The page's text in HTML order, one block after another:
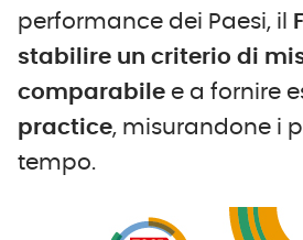
performance dei Paesi, il
stabilire un criterio di
comparabile e a fornire
practice, misurandone i
tempo.